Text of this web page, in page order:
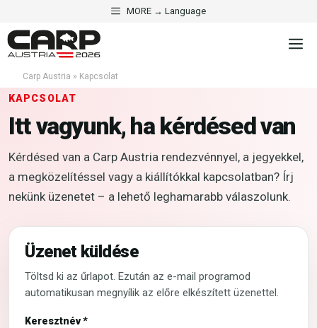
tartalomba
MORE → Language
Carp Austria » Kapcsolat
KAPCSOLAT
Itt vagyunk, ha kérdésed van
Kérdésed van a Carp Austria rendezvénnyel, a jegyekkel,
a megközelítéssel vagy a kiállítókkal kapcsolatban? Írj
nekünk üzenetet – a lehető leghamarabb válaszolunk.
Üzenet küldése
Töltsd ki az űrlapot. Ezután az e-mail programod
automatikusan megnyílik az előre elkészített üzenettel.
Keresztnév *